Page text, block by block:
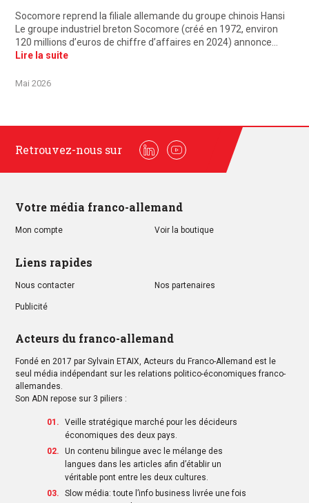
Socomore reprend la filiale allemande du groupe chinois Hansi
Le groupe industriel breton Socomore (créé en 1972, environ
120 millions d’euros de chiffre d’affaires en 2024) annonce…
Lire la suite
Mai 2026
Retrouvez-nous sur
LinkedinYoutube
Votre média franco-allemand
Mon compte Voir la boutique
Liens rapides
Nous contacter Nos partenaires
Publicité
Acteurs du franco-allemand
Fondé en 2017 par Sylvain ETAIX, Acteurs du Franco-Allemand est le
seul média indépendant sur les relations politico-économiques franco-
allemandes.
Son ADN repose sur 3 piliers :
Veille stratégique marché pour les décideurs
économiques des deux pays.
Un contenu bilingue avec le mélange des
langues dans les articles afin d’établir un
véritable pont entre les deux cultures.
Slow média: toute l’info business livrée une fois